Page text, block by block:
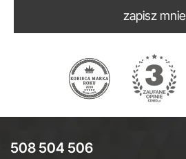
zapisz mnie
508 504 506